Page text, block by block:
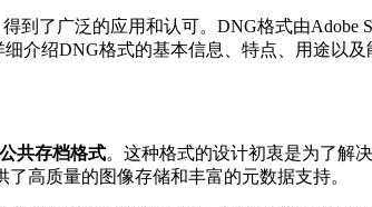
了广泛的应用和认可。DNG格式由Adobe
介绍DNG格式的基本信息、特点、用途以及
共存档格式。这种格式的设计初衷是为了解
高质量的图像存储和丰富的元数据支持。